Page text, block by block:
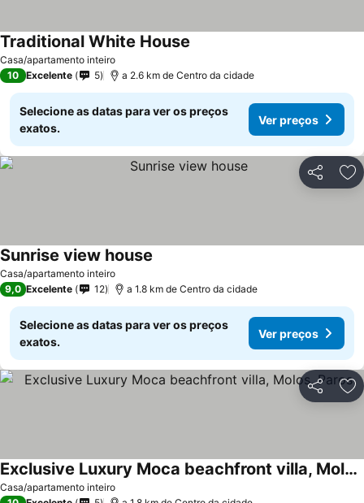
Casa/apartamento inteiro
Traditional White House
10 Excelente 5 a 2.6 km de Centro da cidade
Selecione as datas para ver os preços
exatos.
Ver preços
Partilhar
Casa/apartamento inteiro
Sunrise view house
9,0 Excelente 12 a 1.8 km de Centro da cidade
Selecione as datas para ver os preços
exatos.
Ver preços
Partilhar
Casa/apartamento inteiro
Exclusive Luxury Moca beachfront villa, Molos, Paros
Ver preços